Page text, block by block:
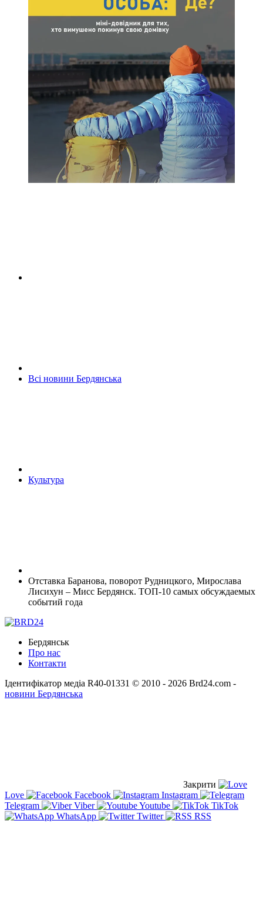
Всі новини Бердянська
Культура
Отставка Баранова, поворот Рудницкого, Мирослава
Лисихун – Мисс Бердянск. ТОП-10 самых обсуждаемых
событий года
Бердянськ
Про нас
Контакти
Ідентифікатор медіа R40-01331 © 2010 - 2026 Brd24.com -
новини Бердянська
Закрити
Love
Facebook
Instagram
Telegram
Viber Youtube
TikTok
WhatsApp
Twitter RSS